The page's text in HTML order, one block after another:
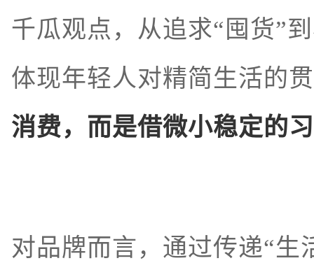
千瓜观点，从追求“囤货”
体现年轻人对精简生活的
消费，而是借微小稳定的
对品牌而言，通过传递“生